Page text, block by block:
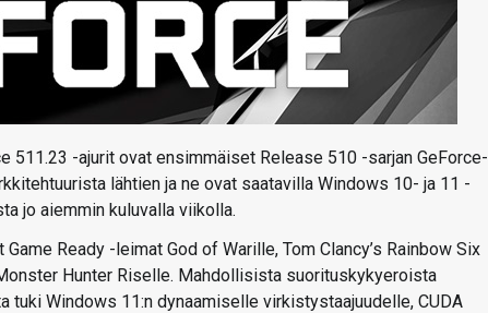
511.23 -ajurit ovat ensimmäiset Release 510 -sarjan GeForce-
lähtien ja ne ovat saatavilla Windows 10- ja 11 -
jo aiemmin kuluvalla viikolla.
Ready -leimat God of Warille, Tom Clancy’s Rainbow Six
Hunter Riselle. Mahdollisista suorituskykyeroista
tuki Windows 11:n dynaamiselle virkistystaajuudelle, CUDA